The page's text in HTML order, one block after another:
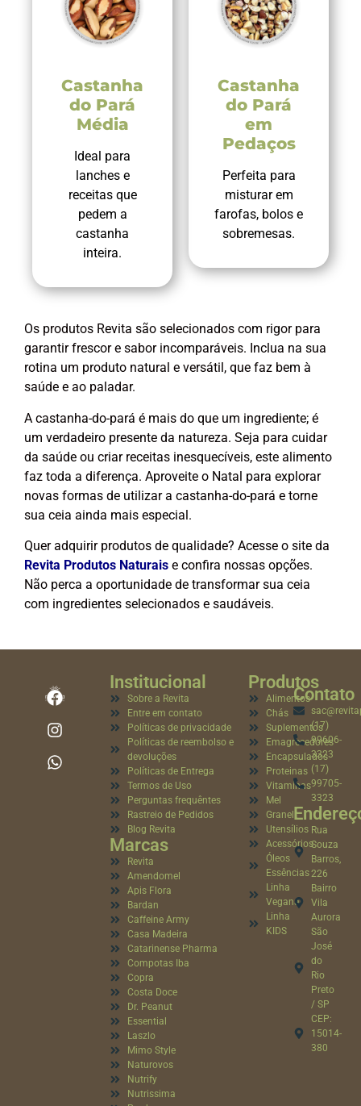
Castanha
do Pará
Média
Ideal para
lanches e
receitas que
pedem a
castanha
inteira.
Castanha
do Pará
em
Pedaços
Perfeita para
misturar em
farofas, bolos e
sobremesas.
Os produtos Revita são selecionados com rigor para
garantir frescor e sabor incomparáveis. Inclua na sua
rotina um produto natural e versátil, que faz bem à
saúde e ao paladar.
A castanha-do-pará é mais do que um ingrediente; é
um verdadeiro presente da natureza. Seja para cuidar
da saúde ou criar receitas inesquecíveis, este alimento
faz toda a diferença. Aproveite o Natal para explorar
novas formas de utilizar a castanha-do-pará e torne
sua ceia ainda mais especial.
Quer adquirir produtos de qualidade? Acesse o site da
Revita Produtos Naturais e confira nossas opções.
Não perca a oportunidade de transformar sua ceia
com ingredientes selecionados e saudáveis.
Institucional
Sobre a Revita
Entre em contato
Políticas de privacidade
Políticas de reembolso e
devoluções
Políticas de Entrega
Termos de Uso
Perguntas frequêntes
Rastreio de Pedidos
Blog Revita
Marcas
Revita
Amendomel
Apis Flora
Bardan
Caffeine Army
Casa Madeira
Catarinense Pharma
Compotas Iba
Copra
Costa Doce
Dr. Peanut
Essential
Laszlo
Mimo Style
Naturovos
Nutrify
Nutrissima
Produtos
Alimentos
Chás
Suplementos
Emagrecedores
Encapsulados
Proteinas
Vitaminas
Mel
Granel
Utensílios
Acessórios
Óleos
Essências
Linha
Vegana
Linha
KIDS
Contato
(17)
99606-
3323
(17)
99705-
3323
Rua
Souza
Barros,
226
Bairro
Vila
Aurora
São
José
do
Rio
Preto
/ SP
CEP:
15014-
380